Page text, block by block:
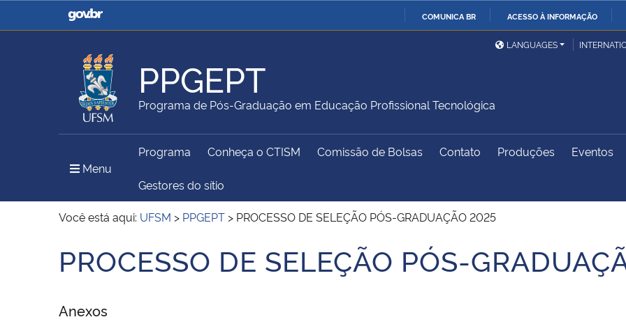
COMUNICA BR ACESSO À INFORMAÇÃO
Casa Civil
Ministério da Justiça e
Ministério da Defesa
Ministério das Relações
Exteriores
Ministério da Agricultura,
Pecuária e Abastecimento
Ministério da Educação
Ministério do Meio Ambiente Ministério do Turismo
Controladoria-Geral da
Institucional
LANGUAGES
PPGEPT
Programa de Pós-Graduação em Educação Profissional Tecnológica
Menu
Programa Conheça o CTISM Comissão de Bolsas Contato Produções Eventos
Gestores do sítio
Você está aqui: UFSM > PPGEPT > PROCESSO DE SELEÇÃO PÓS-GRADUAÇÃO 2025
Início do conteúdo
PROCESSO DE SELEÇÃO PÓS-
Anexos